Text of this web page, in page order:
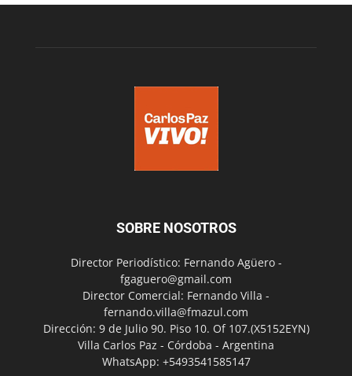
SOBRE NOSOTROS
Director Periodístico: Fernando Agüero -
fgaguero@gmail.com
Director Comercial: Fernando Villa -
fernando.villa@fmazul.com
Dirección: 9 de Julio 90. Piso 10. Of 107.(X5152EYN)
Villa Carlos Paz - Córdoba - Argentina
WhatsApp: +5493541585147